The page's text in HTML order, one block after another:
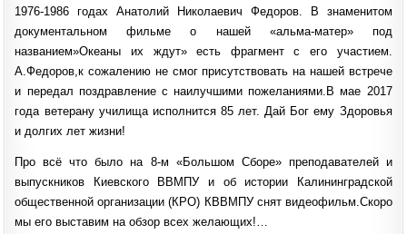
1976-1986 годах Анатолий Николаевич Федоров. В знаменитом
документальном фильме о нашей «альма-матер» под
названием»Океаны их ждут» есть фрагмент с его участием.
А.Федоров,к сожалению не смог присутствовать на нашей встрече
и передал поздравление с наилучшими пожеланиями.В мае 2017
года ветерану училища исполнится 85 лет. Дай Бог ему Здоровья
и долгих лет жизни!
Про всё что было на 8-м «Большом Сборе» преподавателей и
выпускников Киевского ВВМПУ и об истории Калининградской
общественной организации (КРО) КВВМПУ снят видеофильм.Скоро
мы его выставим на обзор всех желающих!…